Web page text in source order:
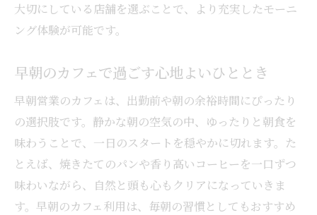
カフェで叶える早朝モーニングの過ごし方
朝活に最適なカフェ選びのポイント
京都モーニング早朝利用のメリットまとめ
早起きでも安心なカフェの選び方
アクセス良好なカフェで始める一日
駅近カフェで快適に始めるモーニング体験
アクセス重視のカフェ選びで変わる朝
カフェで手軽に楽しむ朝の時間のコツ
大切にしている店舗を選ぶことで、より充実したモーニ
ング体験が可能です。
早朝のカフェで過ごす心地よいひととき
早朝営業のカフェは、出勤前や朝の余裕時間にぴったり
の選択肢です。静かな朝の空気の中、ゆったりと朝食を
味わうことで、一日のスタートを穏やかに切れます。た
とえば、焼きたてのパンや香り高いコーヒーを一口ずつ
味わいながら、自然と頭も心もクリアになっていきま
す。早朝のカフェ利用は、毎朝の習慣としてもおすすめ